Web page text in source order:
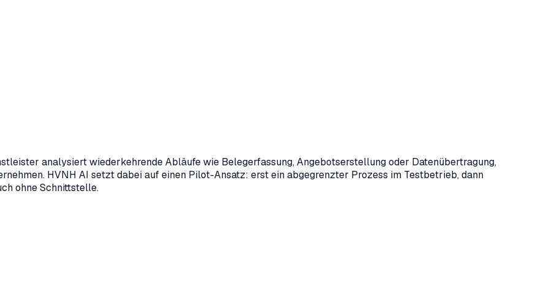
analysiert wiederkehrende Abläufe wie Belegerfassung, Angebotserstellung oder Datenübertragung,
HVNH AI setzt dabei auf einen Pilot-Ansatz: erst ein abgegrenzter Prozess im Testbetrieb, dann
ohne Schnittstelle.